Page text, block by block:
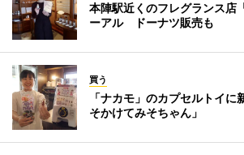
本陣駅近くのフレグランス店
ーアル ドーナツ販売も
買う
「ナカモ」のカプセルトイ
そかけてみそちゃん」